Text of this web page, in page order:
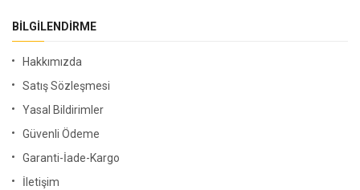
BILGILENDIRME
Hakkımızda
Satış Sözleşmesi
Yasal Bildirimler
Güvenli Ödeme
Garanti-İade-Kargo
İletişim